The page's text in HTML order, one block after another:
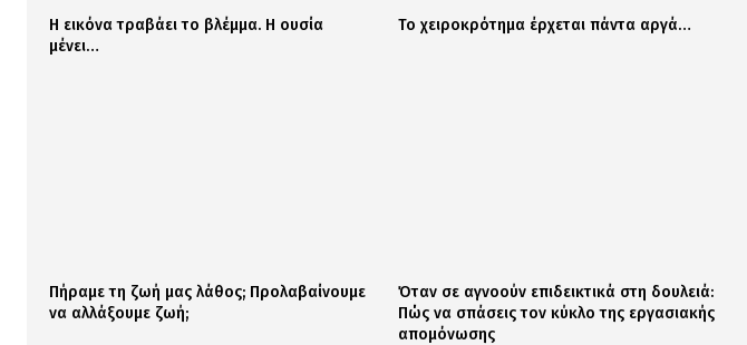
Η εικόνα τραβάει το βλέμμα. Η ουσία
μένει…
Το χειροκρότημα έρχεται πάντα αργά…
Πήραμε τη ζωή μας λάθος; Προλαβαίνουμε
να αλλάξουμε ζωή;
Όταν σε αγνοούν επιδεικτικά στη δουλειά:
Πώς να σπάσεις τον κύκλο της εργασιακής
απομόνωσης